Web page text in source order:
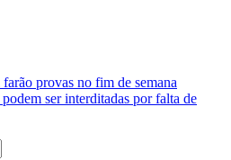
provas no fim de semana
ser interditadas por falta de